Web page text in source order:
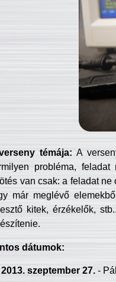
témája: A
probléma, feladat
van csak: a feladat
már meglévő
kitek, érzékelők,
dátumok:
2013. szeptember 27.-